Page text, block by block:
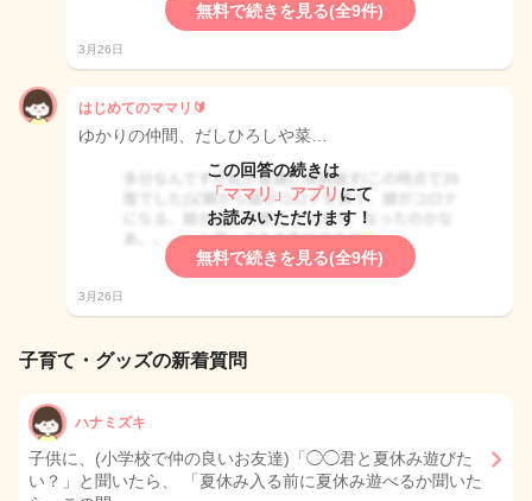
無料で続きを見る(全9件)
3月26日
はじめてのママリ🔰
ゆかりの仲間、だしひろしや菜…
この回答の続きは
「ママリ」アプリ にて
お読みいただけます！
無料で続きを見る(全9件)
3月26日
子育て・グッズの新着質問
ハナミズキ
子供に、(小学校で仲の良いお友達)「◯◯君と夏休み遊びた
い？」と聞いたら、 「夏休み入る前に夏休み遊べるか聞いた